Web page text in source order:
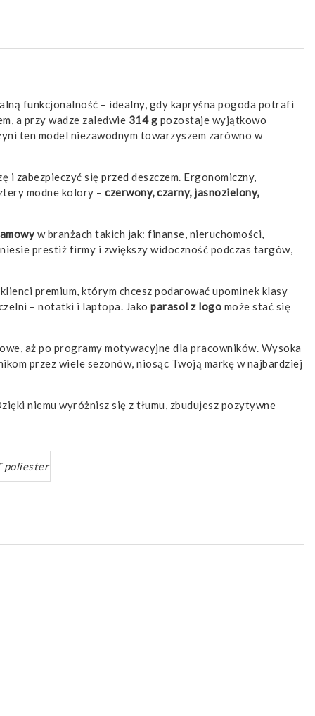
funkcjonalność – idealny, gdy kapryśna pogoda potrafi
a przy wadze zaledwie 314 g pozostaje wyjątkowo
ten model niezawodnym towarzyszem zarówno w
i zabezpieczyć się przed deszczem. Ergonomiczny,
modne kolory – czerwony, czarny, jasnozielony,
w branżach takich jak: finanse, nieruchomości,
prestiż firmy i zwiększy widoczność podczas targów,
premium, którym chcesz podarować upominek klasy
– notatki i laptopa. Jako parasol z logo może stać się
aż po programy motywacyjne dla pracowników. Wysoka
przez wiele sezonów, niosąc Twoją markę w najbardziej
niemu wyróżnisz się z tłumu, zbudujesz pozytywne
poliester